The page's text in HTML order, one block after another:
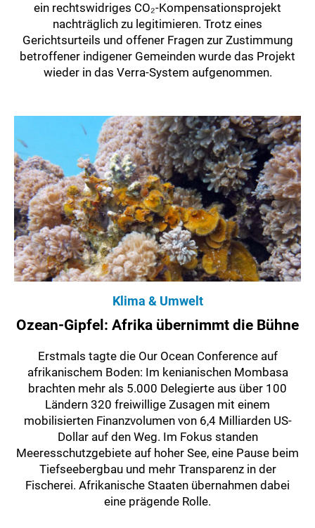
ein rechtswidriges CO₂-Kompensationsprojekt
nachträglich zu legitimieren. Trotz eines
Gerichtsurteils und offener Fragen zur Zustimmung
betroffener indigener Gemeinden wurde das Projekt
wieder in das Verra-System aufgenommen.
Klima & Umwelt
Ozean-Gipfel: Afrika übernimmt die Bühne
Erstmals tagte die Our Ocean Conference auf
afrikanischem Boden: Im kenianischen Mombasa
brachten mehr als 5.000 Delegierte aus über 100
Ländern 320 freiwillige Zusagen mit einem
mobilisierten Finanzvolumen von 6,4 Milliarden US-
Dollar auf den Weg. Im Fokus standen
Meeresschutzgebiete auf hoher See, eine Pause beim
Tiefseebergbau und mehr Transparenz in der
Fischerei. Afrikanische Staaten übernahmen dabei
eine prägende Rolle.